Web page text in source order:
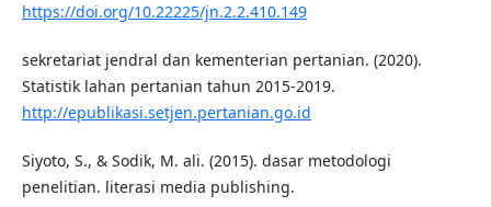
https://doi.org/10.22225/jn.2.2.410.149
sekretariat jendral dan kementerian pertanian. (2020).
Statistik lahan pertanian tahun 2015-2019.
http://epublikasi.setjen.pertanian.go.id
Siyoto, S., & Sodik, M. ali. (2015). dasar metodologi
penelitian. literasi media publishing.